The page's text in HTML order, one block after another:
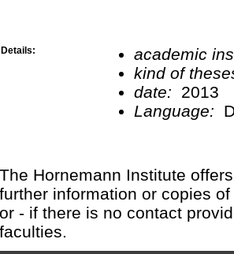
Details:
academic
kind of
date:
2013
Language:
The Hornemann Institute
further information or copies
or - if there is no contact
faculties.